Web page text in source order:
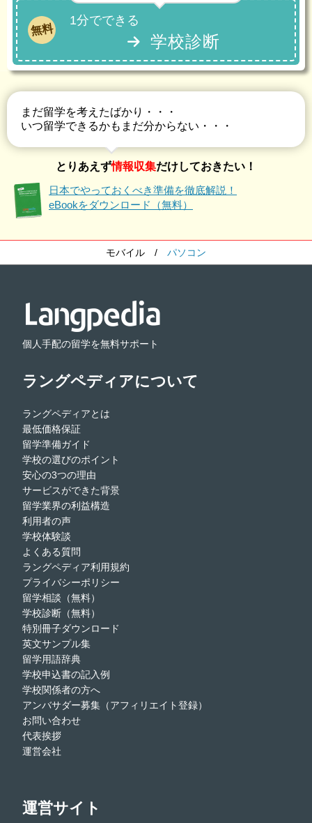
無料
1分でできる
学校診断
まだ留学を考えたばかり・・・
いつ留学できるかもまだ分からない・・・
とりあえず情報収集だけしておきたい！
日本でやっておくべき準備を徹底解説！
eBookをダウンロード（無料）
モバイル / パソコン
個人手配の留学を無料サポート
ラングペディアについて
ラングペディアとは
最低価格保証
留学準備ガイド
学校の選びのポイント
安心の3つの理由
サービスができた背景
留学業界の利益構造
利用者の声
学校体験談
よくある質問
ラングペディア利用規約
プライバシーポリシー
留学相談（無料）
学校診断（無料）
特別冊子ダウンロード
英文サンプル集
留学用語辞典
学校申込書の記入例
学校関係者の方へ
アンバサダー募集（アフィリエイト登録）
お問い合わせ
代表挨拶
運営会社
運営サイト